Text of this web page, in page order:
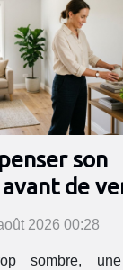
son
de
sur le home
2026 00:28
sombre,